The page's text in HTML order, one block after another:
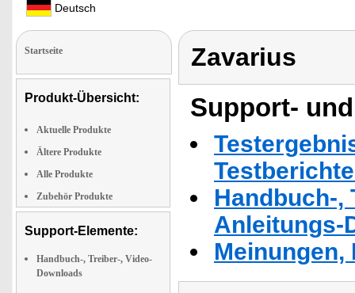
Deutsch
Startseite
Produkt-Übersicht:
Aktuelle Produkte
Ältere Produkte
Alle Produkte
Zubehör Produkte
Support-Elemente:
Handbuch-, Treiber-, Video-
Downloads
Zavarius
Support-
Handbuch-,
Anleitungs-